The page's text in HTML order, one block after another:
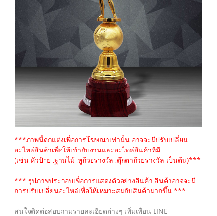
***ภาพนี้ตกแต่งเพื่อการโฆษณาเท่านั้น อาจจะมีปรับเปลี่ยน
อะไหล่สินค้าเพื่อให้เข้ากับงานและอะไหล่สินค้าที่มี
(เช่น หัวป้าย ,ฐานไม้ ,หูถ้วยรางวัล ,ตุ๊กตาถ้วยรางวัล เป็นต้น)***
*** รูปภาพประกอบเพื่อการแสดงตัวอย่างสินค้า สินค้าอาจจะมี
การปรับเปลี่ยนอะไหล่เพื่อให้เหมาะสมกับสินค้ามากขึ้น ***
สนใจติดต่อสอบถามรายละเอียดต่างๆ เพิ่มเพื่อน LINE